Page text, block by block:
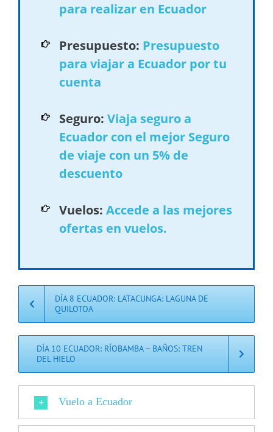
para realizar en Ecuador
Presupuesto: Presupuesto
para viajar a Ecuador por tu
cuenta
Seguro: Viaja seguro a
Ecuador con el mejor Seguro
de viaje con un 5% de
descuento
Vuelos: Accede a las mejores
ofertas en vuelos.
DÍA 8 ECUADOR: LATACUNGA: LAGUNA DE
QUILOTOA
DÍA 10 ECUADOR: RÍOBAMBA – BAÑOS: TREN
DEL HIELO
Vuelo a Ecuador